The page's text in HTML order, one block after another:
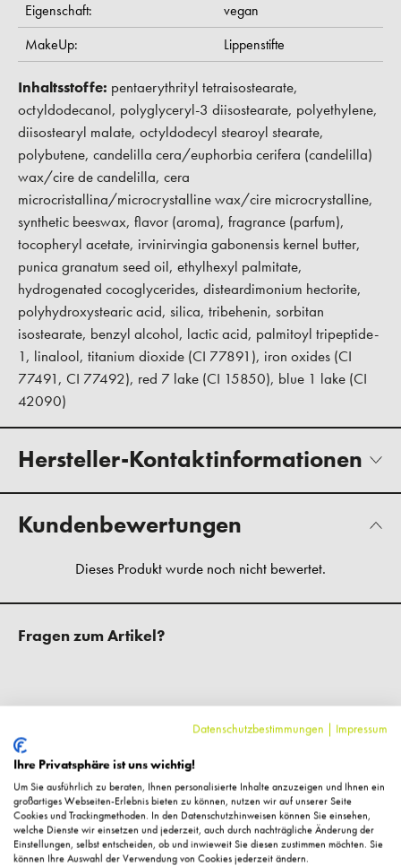
Eigenschaft:
vegan
MakeUp:
Lippenstifte
Inhaltsstoffe: pentaerythrityl tetraisostearate,
octyldodecanol, polyglyceryl-3 diisostearate, polyethylene,
diisostearyl malate, octyldodecyl stearoyl stearate,
polybutene, candelilla cera/euphorbia cerifera (candelilla)
wax/cire de candelilla, cera
microcristallina/microcrystalline wax/cire microcrystalline,
synthetic beeswax, flavor (aroma), fragrance (parfum),
tocopheryl acetate, irvinirvingia gabonensis kernel butter,
punica granatum seed oil, ethylhexyl palmitate,
hydrogenated cocoglycerides, disteardimonium hectorite,
polyhydroxystearic acid, silica, tribehenin, sorbitan
isostearate, benzyl alcohol, lactic acid, palmitoyl tripeptide-
1, linalool, titanium dioxide (CI 77891), iron oxides (CI
77491, CI 77492), red 7 lake (CI 15850), blue 1 lake (CI
42090)
Hersteller-Kontaktinformationen
Kundenbewertungen
Fragen zum Artikel?
%
Datenschutzbestimmungen | Impressum
Ihre Privatsphäre ist uns wichtig!
Um Sie ausführlich zu beraten, Ihnen personalisierte Inhalte anzuzeigen und Ihnen ein
großartiges Webseiten-Erlebnis bieten zu können, nutzen wir auf unserer Seite
Cookies und Trackingmethoden. In den Datenschutzhinweisen können Sie einsehen,
welche Dienste wir einsetzen und jederzeit, auch durch nachträgliche Änderung der
Einstellungen, selbst entscheiden, ob und inwieweit Sie diesen zustimmen möchten. Sie
können Ihre Auswahl der Verwendung von Cookies jederzeit ändern.